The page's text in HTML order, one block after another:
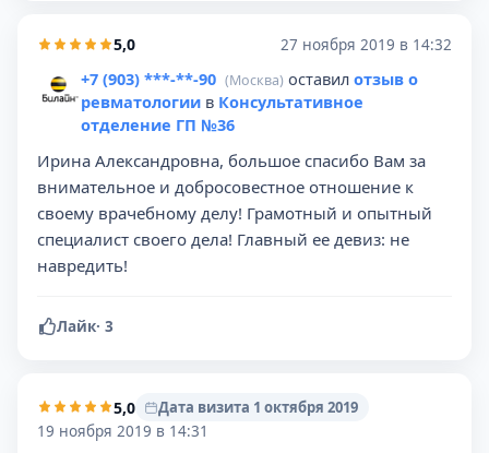
5,0 27 ноября 2019 в 14:32
+7 (903) ***-**-90 (Москва) оставил отзыв о
ревматологии в Консультативное
отделение ГП №36
Ирина Александровна, большое спасибо Вам за
внимательное и добросовестное отношение к
своему врачебному делу! Грамотный и опытный
специалист своего дела! Главный ее девиз: не
навредить!
Лайк· 3
5,0
Дата визита 1 октября 2019
19 ноября 2019 в 14:31